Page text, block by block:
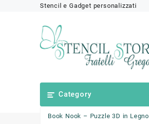
Stencil e Gadget personalizzati
Category
Book Nook – Puzzle 3D in Legno